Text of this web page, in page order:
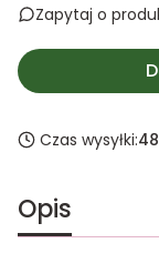
Zapytaj o
Czas wysyłki:
Opis